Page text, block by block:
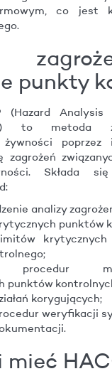
co jest
punkty
(Hazard
to metoda
żywności poprzez
zagrożeń
Składa
analizy
punktów
krytycznych
procedur
punktów
korygujących;
weryfikacji
mieć